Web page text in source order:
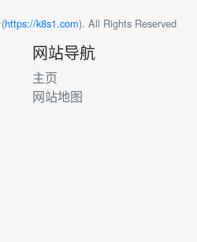
https://k8s1.com). All Rights Reserved
网站导航
主页
网站地图